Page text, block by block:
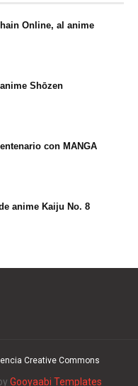
Online, al anime
Shōzen
con MANGA
anime Kaiju No. 8
Creative Commons
Gooyaabi Templates